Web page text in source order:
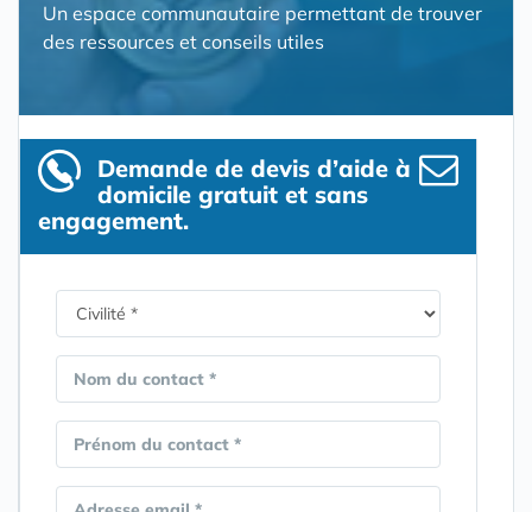
Un espace communautaire permettant de trouver
des ressources et conseils utiles
Demande de devis d’aide à
domicile gratuit et sans
engagement.
Nom du contact *
Prénom du contact *